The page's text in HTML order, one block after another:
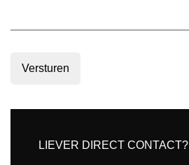
Versturen
LIEVER DIRECT CONTACT?